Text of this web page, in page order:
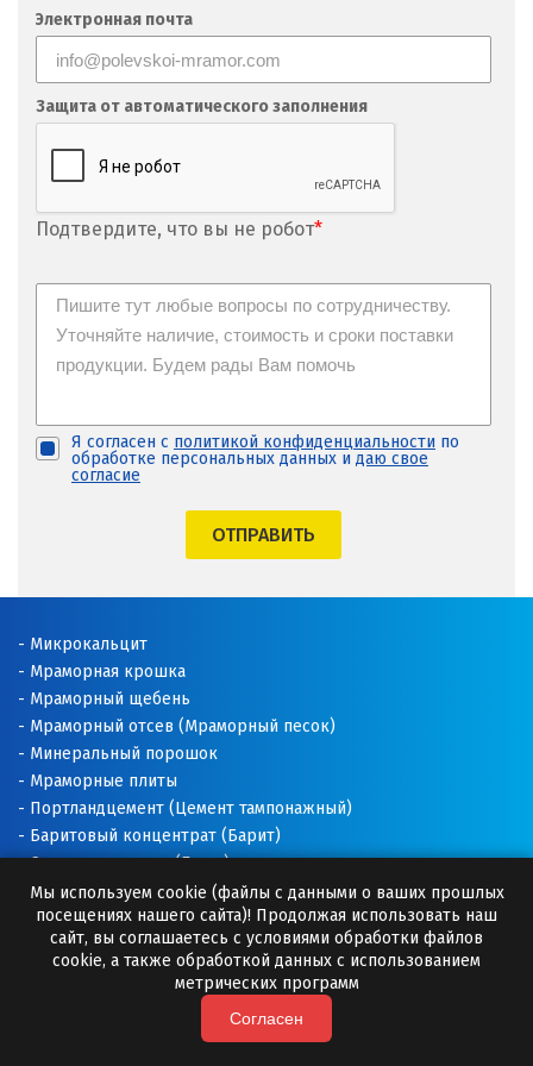
Х
Хабаровск
Ханты-Мансийск
Химки
Чебаркуль
Челябинск
Чехов
Чита
Электросталь
Ю
Югорск
Я
Ялуторовск
Ярославль
Электронная почта
Защита от автоматического заполнения
Подтвердите, что вы не робот*
Я согласен с политикой конфиденциальности по
обработке персональных данных и даю свое
согласие
ОТПРАВИТЬ
Микрокальцит
Мраморная крошка
Мраморный щебень
Мраморный отсев (Мраморный песок)
Минеральный порошок
Мраморные плиты
Портландцемент (Цемент тампонажный)
Баритовый концентрат (Барит)
Соль техническая (Галит)
Доломитовая мука
Известняковая мука
Добавки для буровых растворов
Буровые растворы
Премиксы (Минеральные добавки)
Мы используем cookie (файлы с данными о ваших прошлых
посещениях нашего сайта)! Продолжая использовать наш
сайт, вы соглашаетесь с условиями обработки файлов
cookie, а также обработкой данных с использованием
метрических программ
Согласен